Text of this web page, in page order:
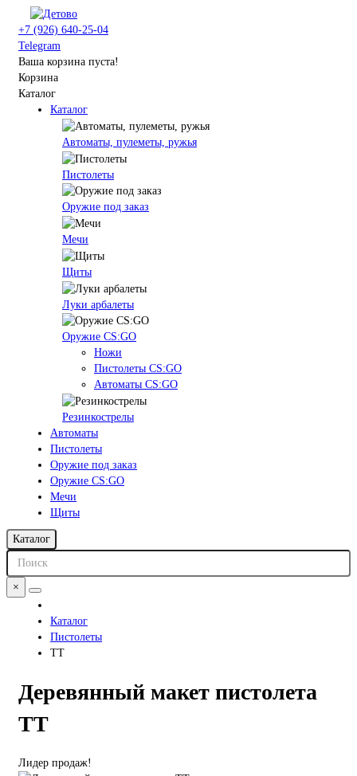
+7 (926) 640-25-04
Telegram
Ваша корзина пуста!
Корзина
Каталог
Каталог
Автоматы, пулеметы, ружья
Пистолеты
Оружие под заказ
Мечи
Щиты
Луки арбалеты
Оружие CS:GO
Ножи
Пистолеты CS:GO
Автоматы CS:GO
Резинкострелы
Автоматы
Пистолеты
Оружие под заказ
Оружие CS:GO
Мечи
Щиты
Каталог
×
Каталог
Пистолеты
ТТ
Деревянный макет пистолета
ТТ
Лидер продаж!